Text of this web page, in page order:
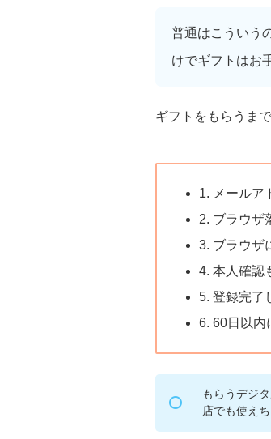
普通はこういう
けでギフトはお
ギフトをもらうま
1. メールア
2. ブラウザ
3. ブラウザ
4. 本人確認
5. 登録完了
6. 60日以内
もらうデジ
店でも使えち